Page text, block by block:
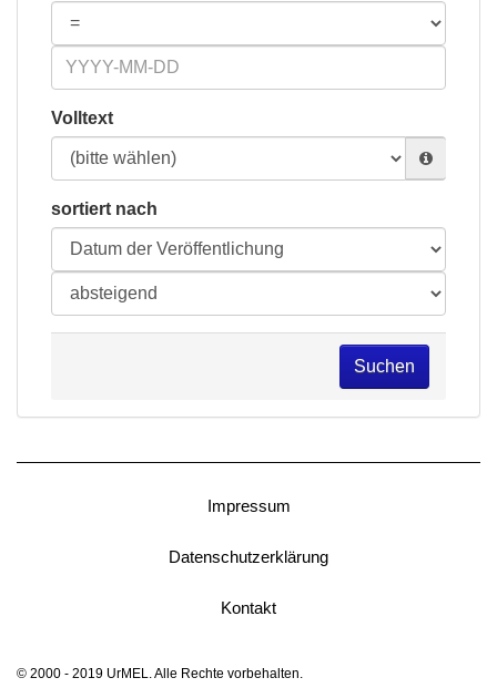
Volltext
sortiert nach
Suchen
Impressum
Datenschutzerklärung
Kontakt
© 2000 - 2019 UrMEL. Alle Rechte vorbehalten.